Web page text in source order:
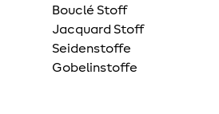
Bouclé Stoff
Jacquard Stoff
Seidenstoffe
Gobelinstoffe